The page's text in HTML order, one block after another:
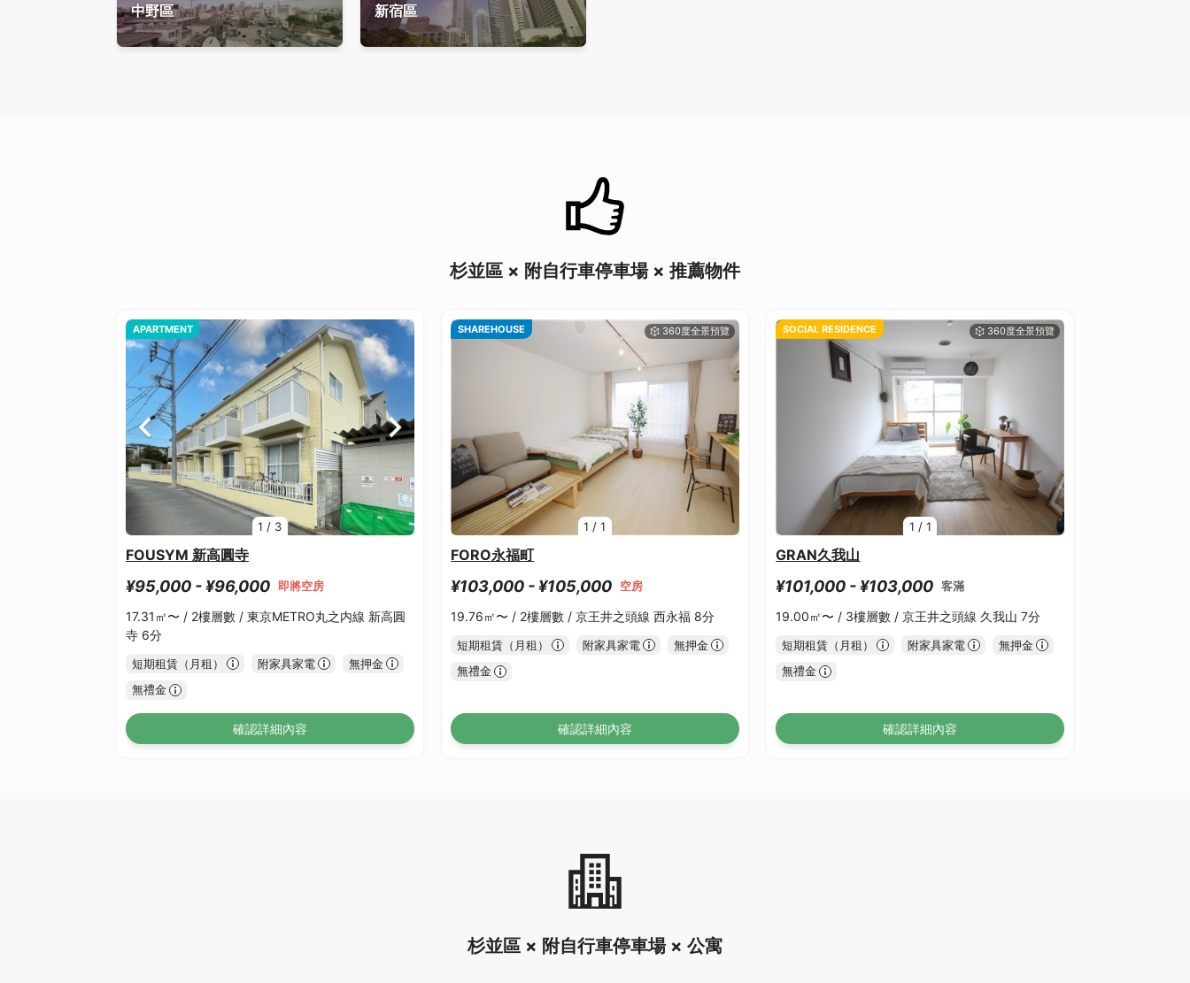
中野區 新宿區
杉並區 × 附自行車停車場 × 推薦物件
1 / 3
APARTMENT
FOUSYM 新高圓寺
¥95,000 - ¥96,000 即將空房
17.31㎡〜 / 2樓層數 / 東京METRO丸之内線 新高圓
寺 6分
短期租賃（月租） 附家具家電
無押金
無禮金
確認詳細內容
1 /1
SHAREHOUSE
FORO永福町
¥103,000 - ¥105,000 空房
19.76㎡〜 / 2樓層數 /京王井之頭線 西永福 8分
短期租賃（月租） 附家具家電
無押金
無禮金
確認詳細內容
1 / 1
SOCIAL RESIDENCE
GRAN久我山
¥101,000 - ¥103,000 客滿
19.00㎡〜 / 3樓層數 /京王井之頭線 久我山 7分
短期租賃（月租） 附家具家電
無押金
無禮金
確認詳細內容
杉並區 × 附自行車停車場 × 公寓